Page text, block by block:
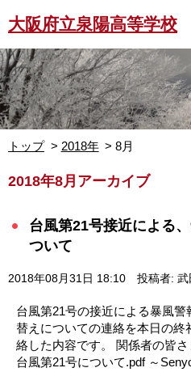
大阪府立泉陽高等学校
トップ 2018年 8月
2018年8月アーカイブ
台風第21号接近による
ついて
2018年08月31日 18:10 投稿者: 武
台風第21号の接近による暴風
替えについての連絡を本日の終
絡した内容です。 関係者の皆さ
台風第21号について.pdf ～